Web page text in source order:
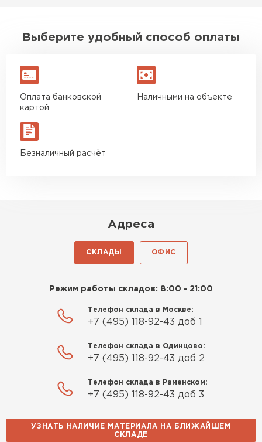
Выберите удобный способ оплаты
Оплата банковской
картой
Наличными на объекте
Безналичный расчёт
Адреса
СКЛАДЫ ОФИС
Режим работы складов: 8:00 - 21:00
Телефон склада в Москве:
+7 (495) 118-92-43 доб 1
Телефон склада в Одинцово:
+7 (495) 118-92-43 доб 2
Телефон склада в Раменском:
+7 (495) 118-92-43 доб 3
УЗНАТЬ НАЛИЧИЕ МАТЕРИАЛА НА БЛИЖАЙШЕМ
СКЛАДЕ